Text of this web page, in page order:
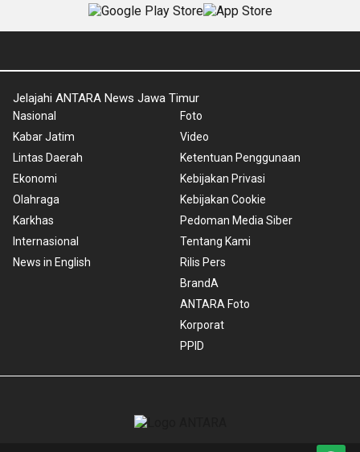
Jelajahi ANTARA News Jawa Timur
Nasional
Kabar Jatim
Lintas Daerah
Ekonomi
Olahraga
Karkhas
Internasional
News in English
Foto
Video
Ketentuan Penggunaan
Kebijakan Privasi
Kebijakan Cookie
Pedoman Media Siber
Tentang Kami
Rilis Pers
BrandA
ANTARA Foto
Korporat
PPID